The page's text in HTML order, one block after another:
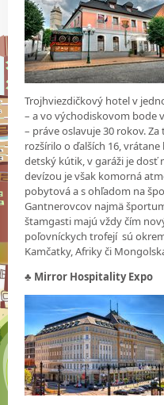
Trojhviezdičkový hotel v
– a vo východiskovom bode
– práve oslavuje 30 rokov.
rozšírilo o ďalších 16,
detský kútik, v garáži je dosť
devízou je však komorná
pobytová a s ohľadom na
Gantnerovcov najmä
štamgasti majú vždy čím
poľovníckych trofejí sú
Kamčatky, Afriky či
♣ Mirror Hospitality Expo